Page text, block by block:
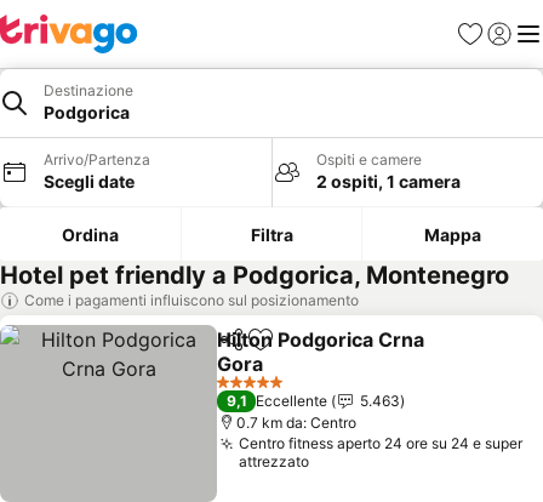
PreferitiAccedi
Destinazione
Podgorica
Arrivo/Partenza
Scegli date
Ospiti e camere
2 ospiti, 1 camera
Ordina Filtra Mappa
Hotel pet friendly a Podgorica, Montenegro
Come i pagamenti influiscono sul posizionamento
CondividiAggiungi ai preferiti
Hilton Podgorica Crna
Gora
5 Stelle
9,1 Eccellente
5.463
0.7 km da: Centro
Centro fitness aperto 24 ore su 24 e super
attrezzato